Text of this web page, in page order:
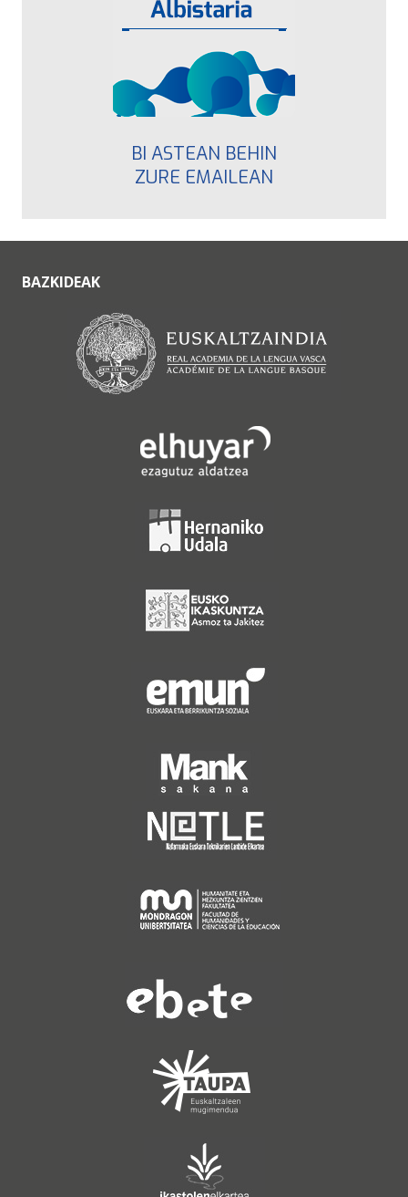
BI ASTEAN BEHIN
ZURE EMAILEAN
BAZKIDEAK